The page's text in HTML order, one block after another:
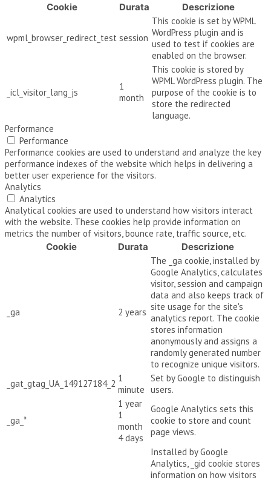
Cookie
Durata Descrizione
wpml_browser_redirect_test session
This cookie is set by WPML
WordPress plugin and is
used to test if cookies are
enabled on the browser.
_icl_visitor_lang_js
1
month
This cookie is stored by
WPML WordPress plugin. The
purpose of the cookie is to
store the redirected
language.
Performance
Performance
Performance cookies are used to understand and analyze the key
performance indexes of the website which helps in delivering a
better user experience for the visitors.
Analytics
Analytics
Analytical cookies are used to understand how visitors interact
with the website. These cookies help provide information on
metrics the number of visitors, bounce rate, traffic source, etc.
Cookie
Durata Descrizione
_ga 2 years
The _ga cookie, installed by
Google Analytics, calculates
visitor, session and campaign
data and also keeps track of
site usage for the site's
analytics report. The cookie
stores information
anonymously and assigns a
randomly generated number
to recognize unique visitors.
_gat_gtag_UA_149127184_2 1
minute
Set by Google to distinguish
users.
_ga_*
1 year
1
month
4 days
Google Analytics sets this
cookie to store and count
page views.
Installed by Google
Analytics, _gid cookie stores
information on how visitors